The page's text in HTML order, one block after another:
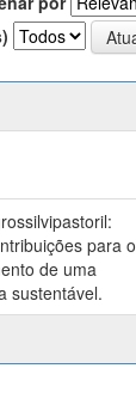
para o
de uma
sustentável.